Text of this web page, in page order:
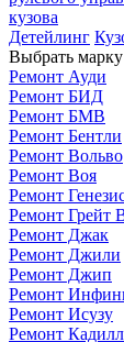
кузова
Детейлинг
Выбрать марку
Ремонт Ауди
Ремонт БИД
Ремонт БМВ
Ремонт Бентли
Ремонт Вольво
Ремонт Воя
Ремонт
Ремонт Грейт
Ремонт Джак
Ремонт Джили
Ремонт Джип
Ремонт
Ремонт Исузу
Ремонт